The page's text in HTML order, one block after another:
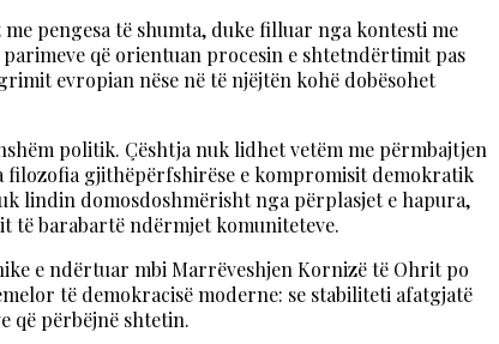
pengesa të shumta, duke filluar nga kontesti me
që orientuan procesin e shtetndërtimit pas
evropian nëse në të njëjtën kohë dobësohet
politik. Çështja nuk lidhet vetëm me përmbajtjen
filozofia gjithëpërfshirëse e kompromisit demokratik
lindin domosdoshmërisht nga përplasjet e hapura,
të barabartë ndërmjet komuniteteve.
e ndërtuar mbi Marrëveshjen Kornizë të Ohrit po
të demokracisë moderne: se stabiliteti afatgjatë
që përbëjnë shtetin.